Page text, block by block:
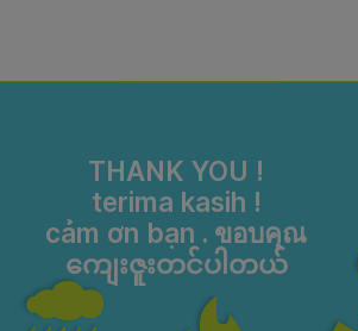
THANK YOU !
terima kasih !
cảm ơn bạn . ขอบคุณ
ကျေးဇူးတင်ပါတယ်